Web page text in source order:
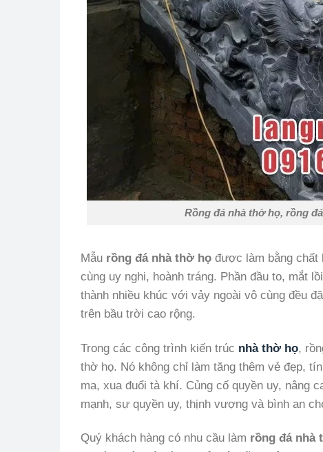
Rồng đá nhà thờ họ, rồng
Mẫu rồng đá nhà thờ họ được làm bằng chất
cùng uy nghi, hoành tráng. Phần đầu to, mắt
thành nhiều khúc với vảy ngoài vô cùng đều
trên bầu trời cao rộng.
Trong các công trình kiến trúc nhà thờ họ,
thờ họ. Nó không chỉ làm tăng thêm vẻ đẹp,
ma, xua đuổi tà khí. Củng cố quyền uy, nâng
mạnh, sự quyền uy, thịnh vượng và bình an
Quý khách hàng có nhu cầu làm rồng đá nhà